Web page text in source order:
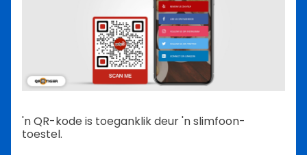
'n QR-kode is toeganklik deur 'n slimfoon-
toestel.